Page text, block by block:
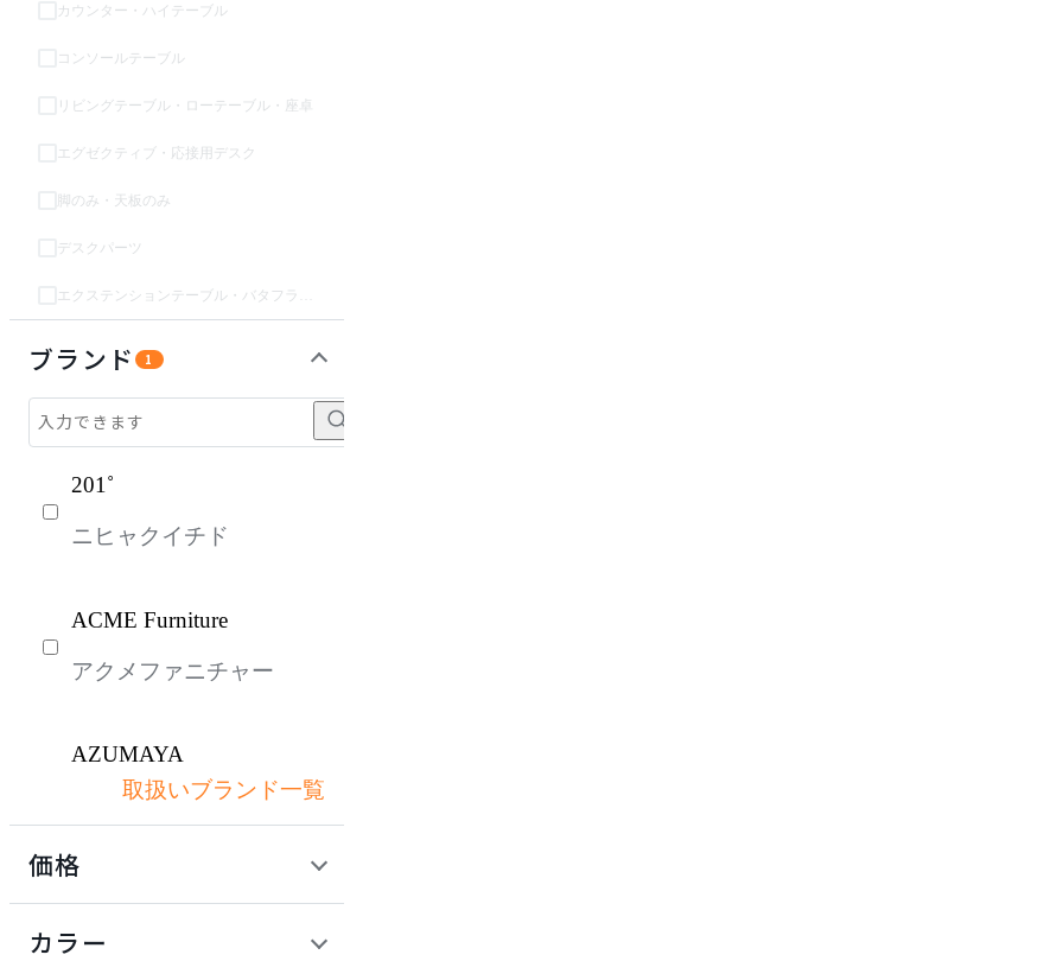
カウンター・ハイテーブル
コンソールテーブル
リビングテーブル・ローテーブル・座卓
エグゼクティブ・応接用デスク
脚のみ・天板のみ
デスクパーツ
ブランド 1
201˚
ニヒャクイチド
ACME Furniture
アクメファニチャー
AZUMAYA
アズマヤ
ボーコンセプト
取扱いブランド一覧
価格
カラー